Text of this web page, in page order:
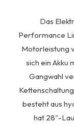
Das
Performance
Motorleistung
sich ein Akku
Gangwahl
besteht aus
hat 28"-